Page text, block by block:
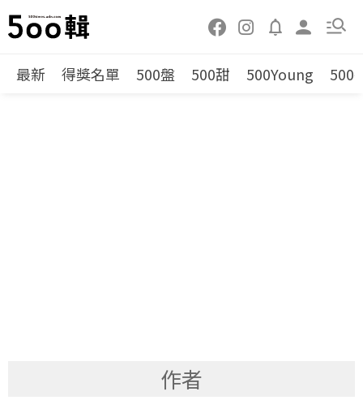
最新 得獎名單 500盤 500甜 500Young 500
作者